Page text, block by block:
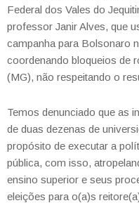
Federal dos Vales do
professor Janir Alves, que
campanha para Bolsonaro
coordenando bloqueios de
(MG), não respeitando o
Temos denunciado que as
de duas dezenas de
propósito de executar a
pública, com isso,
ensino superior e seus
eleições para o(a)s